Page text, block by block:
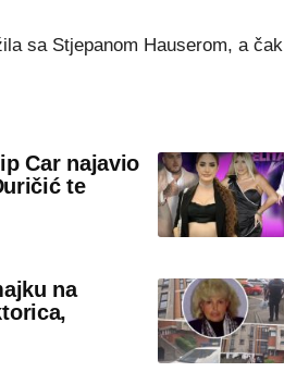
sa Stjepanom Hauserom, a čak
Car najavio
te
na